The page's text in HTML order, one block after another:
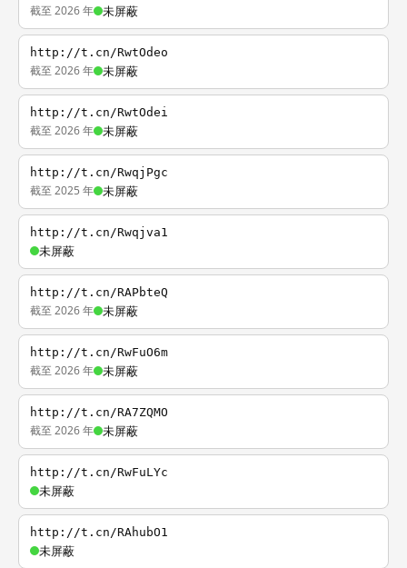
截至 2026 年 未屏蔽
http://t.cn/RwtOdeo
截至 2026 年 未屏蔽
http://t.cn/RwtOdei
截至 2026 年 未屏蔽
http://t.cn/RwqjPgc
截至 2025 年 未屏蔽
http://t.cn/Rwqjva1
未屏蔽
http://t.cn/RAPbteQ
截至 2026 年 未屏蔽
http://t.cn/RwFuO6m
截至 2026 年 未屏蔽
http://t.cn/RA7ZQMO
截至 2026 年 未屏蔽
http://t.cn/RwFuLYc
未屏蔽
http://t.cn/RAhubO1
未屏蔽